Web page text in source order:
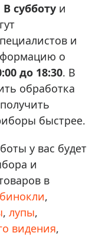
В субботу и
и
о
до 18:30. В
обработка
быстрее.
у вас будет
и
в
бинокли,
, лупы,
видения,